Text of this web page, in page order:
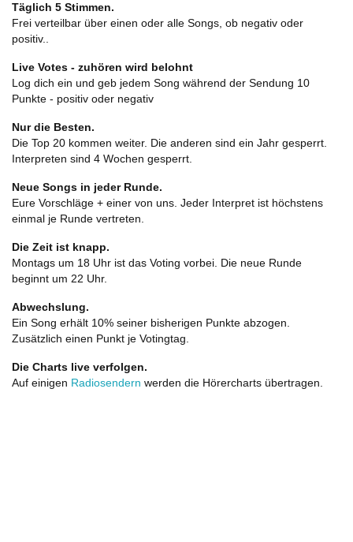
Täglich 5 Stimmen.
Frei verteilbar über einen oder alle Songs, ob negativ oder
positiv..
Live Votes - zuhören wird belohnt
Log dich ein und geb jedem Song während der Sendung 10
Punkte - positiv oder negativ
Nur die Besten.
Die Top 20 kommen weiter. Die anderen sind ein Jahr gesperrt.
Interpreten sind 4 Wochen gesperrt.
Neue Songs in jeder Runde.
Eure Vorschläge + einer von uns. Jeder Interpret ist höchstens
einmal je Runde vertreten.
Die Zeit ist knapp.
Montags um 18 Uhr ist das Voting vorbei. Die neue Runde
beginnt um 22 Uhr.
Abwechslung.
Ein Song erhält 10% seiner bisherigen Punkte abzogen.
Zusätzlich einen Punkt je Votingtag.
Die Charts live verfolgen.
Auf einigen Radiosendern werden die Hörercharts übertragen.